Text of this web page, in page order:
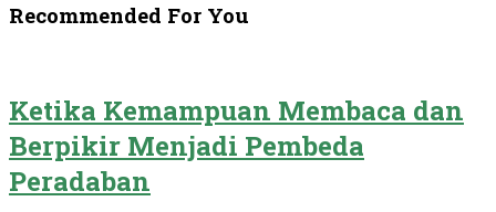
Recommended For You
Ketika Kemampuan Membaca dan
Berpikir Menjadi Pembeda
Peradaban